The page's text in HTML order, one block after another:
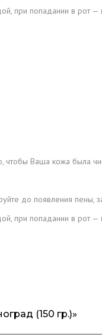
при попадании в рот —
чтобы Ваша кожа была
до появления пены,
при попадании в рот —
(150 гр.)»